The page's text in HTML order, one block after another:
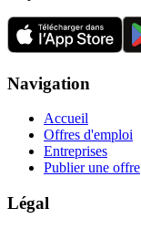
Navigation
Accueil
Offres d'emploi
Entreprises
Publier une offre
Légal